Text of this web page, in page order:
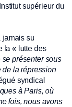
supérieur du
jamais su
la « lutte des
présenter sous
de la répression
syndical
à Paris, où
fois, nous avons